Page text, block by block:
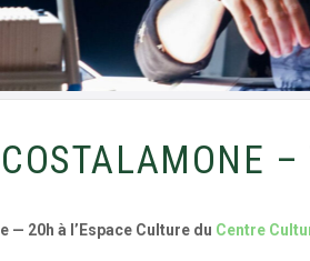
— 20h à l’Espace Culture du Centre